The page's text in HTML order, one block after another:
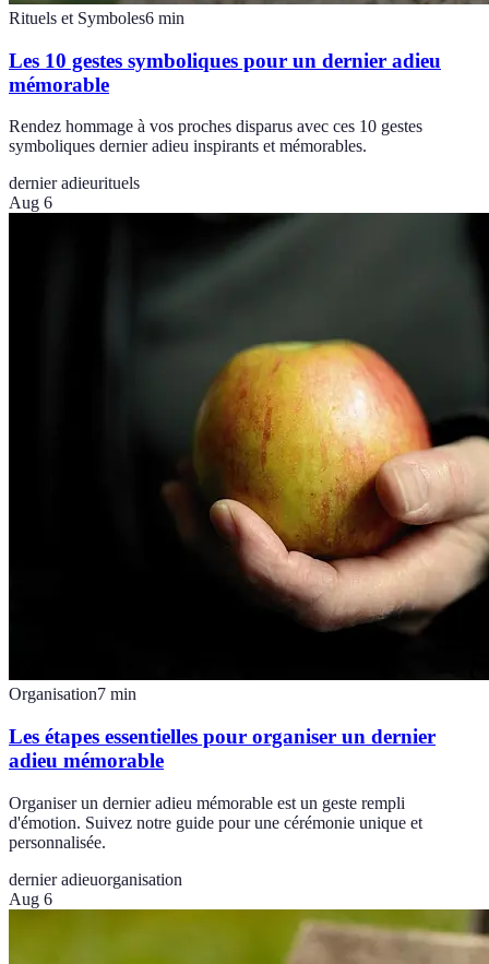
Rituels et Symboles6 min
Les 10 gestes symboliques pour un dernier adieu
mémorable
Rendez hommage à vos proches disparus avec ces 10 gestes
symboliques dernier adieu inspirants et mémorables.
dernier adieurituels
Aug 6
Organisation7 min
Les étapes essentielles pour organiser un dernier
adieu mémorable
Organiser un dernier adieu mémorable est un geste rempli
d'émotion. Suivez notre guide pour une cérémonie unique et
personnalisée.
dernier adieuorganisation
Aug 6